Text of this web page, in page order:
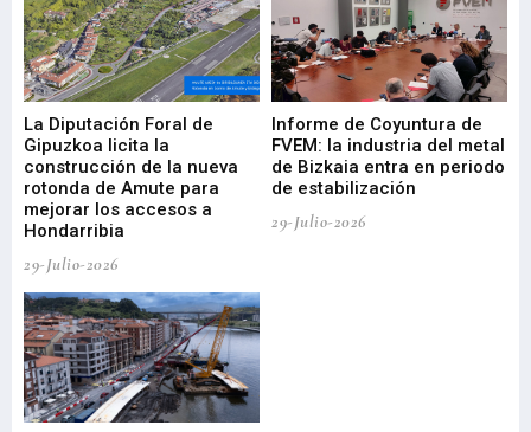
La Diputación Foral de
Gipuzkoa licita la
construcción de la nueva
rotonda de Amute para
mejorar los accesos a
Hondarribia
29-Julio-2026
Informe de Coyuntura de
FVEM: la industria del metal
de Bizkaia entra en periodo
de estabilización
29-Julio-2026